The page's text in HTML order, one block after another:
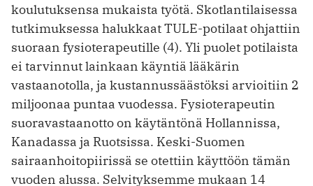
koulutuksensa mukaista työtä. Skotlantilaisessa
tutkimuksessa halukkaat TULE-potilaat ohjattiin
suoraan fysioterapeutille (4). Yli puolet potilaista
ei tarvinnut lainkaan käyntiä lääkärin
vastaanotolla, ja kustannussäästöksi arvioitiin 2
miljoonaa puntaa vuodessa. Fysioterapeutin
suoravastaanotto on käytäntönä Hollannissa,
Kanadassa ja Ruotsissa. Keski-Suomen
sairaanhoitopiirissä se otettiin käyttöön tämän
vuoden alussa. Selvityksemme mukaan 14